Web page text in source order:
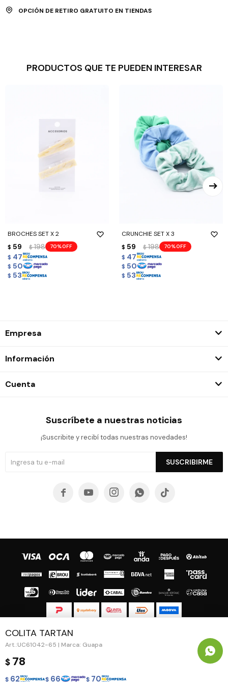
COLITA TARTAN
UC61042-65 | Marca: Guapa
$ 78
$ 62 $ 66 $ 70
OPCIÓN DE RETIRO GRATUITO EN TIENDAS
PRODUCTOS QUE TE PUEDEN INTERESAR
BROCHES SET X 2
$ 59 $ 198 70
$ 47
$ 50
$ 53
CRUNCHIE SET X 3
$ 59 $ 198 70
$ 47
$ 50
$ 53
Empresa
Información
Cuenta
Suscríbete a nuestras noticias
¡Suscribite y recibí todas nuestras novedades!
SUSCRIBIRME
    
© Copyright 2026 / Guapa - Paprika